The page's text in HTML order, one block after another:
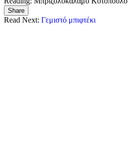
Share
Read Next: Γεμιστό μπιφτέκι